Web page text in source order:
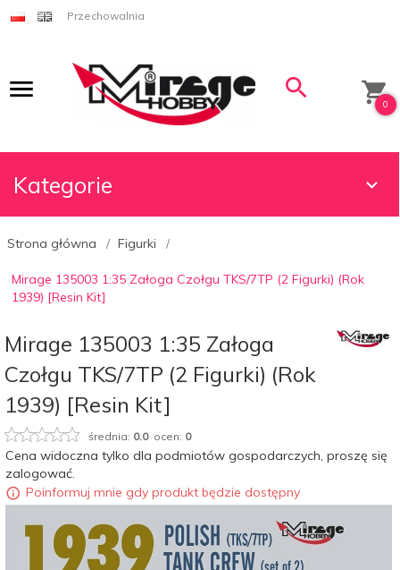
Przechowalnia
0
Kategorie
Strona główna Figurki
Mirage 135003 1:35 Załoga Czołgu TKS/7TP (2 Figurki) (Rok
1939) [Resin Kit]
Mirage 135003 1:35 Załoga
Czołgu TKS/7TP (2 Figurki) (Rok
1939) [Resin Kit]
średnia: 0.0ocen: 0
Cena widoczna tylko dla podmiotów gospodarczych, proszę się
zalogować.
Poinformuj mnie gdy produkt będzie dostępny